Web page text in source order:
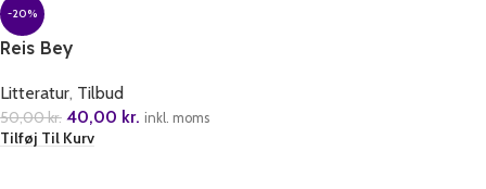
-20%
Reis Bey
Litteratur, Tilbud
50,00kr. 40,00 kr. inkl. moms
Tilføj Til Kurv